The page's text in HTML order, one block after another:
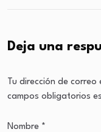
Deja una
Tu dirección de
campos obligatorios
Nombre *